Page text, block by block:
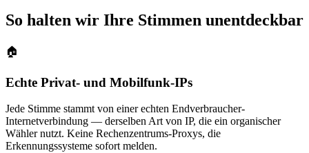
So halten wir Ihre Stimmen unentdeckbar
🏠
Echte Privat- und Mobilfunk-IPs
Jede Stimme stammt von einer echten Endverbraucher-
Internetverbindung — derselben Art von IP, die ein organischer
Wähler nutzt. Keine Rechenzentrums-Proxys, die
Erkennungssysteme sofort melden.